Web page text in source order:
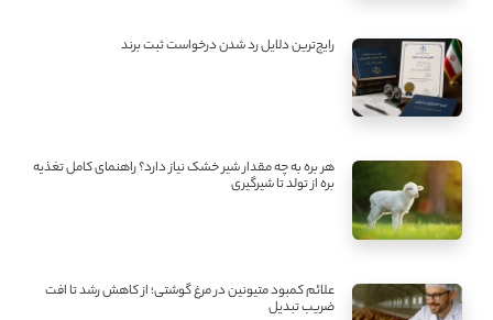
رایج‌ترین دلایل رد شدن درخواست ثبت برند
هر بره به چه مقدار شیر خشک نیاز دارد؟ راهنمای کامل تغذیه
بره از تولد تا شیرگیری
علائم کمبود متیونین در مرغ گوشتی؛ از کاهش رشد تا افت
ضریب تبدیل